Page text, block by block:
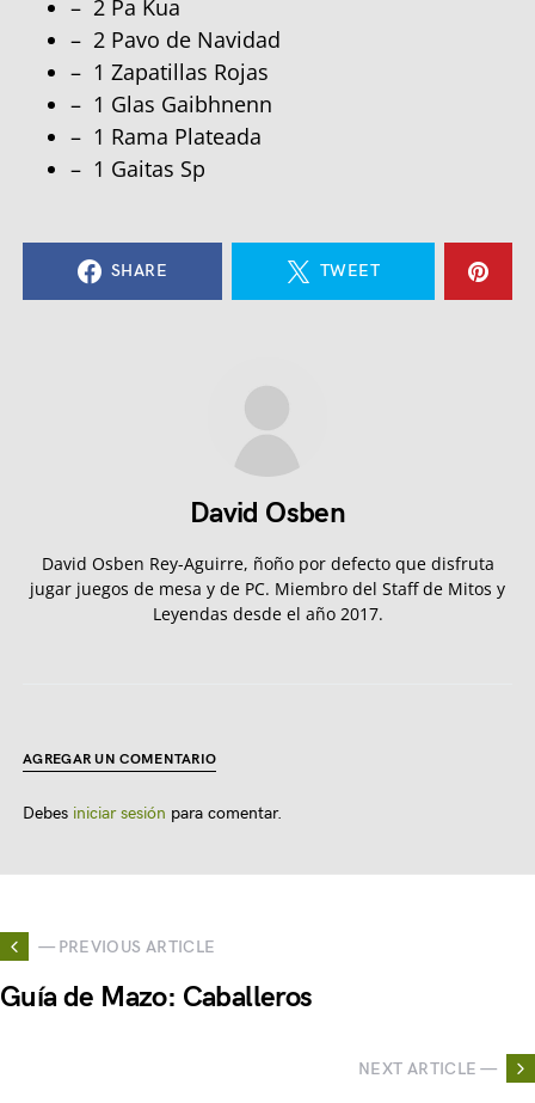
– 2 Pa Kua
– 2 Pavo de Navidad
– 1 Zapatillas Rojas
– 1 Glas Gaibhnenn
– 1 Rama Plateada
– 1 Gaitas Sp
SHARE TWEET
David Osben
David Osben Rey-Aguirre, ñoño por defecto que disfruta
jugar juegos de mesa y de PC. Miembro del Staff de Mitos y
Leyendas desde el año 2017.
AGREGAR UN COMENTARIO
Debes iniciar sesión para comentar.
— PREVIOUS ARTICLE
Guía de Mazo: Caballeros
NEXT ARTICLE —